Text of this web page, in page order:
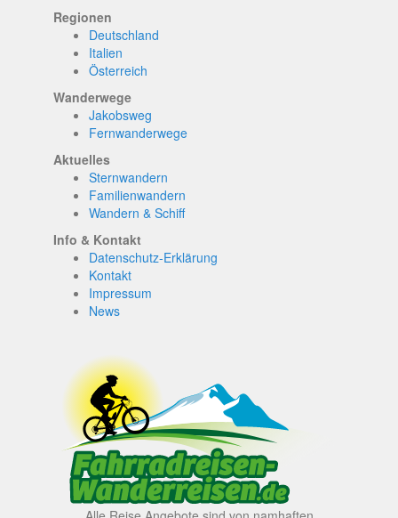
Regionen
Deutschland
Italien
Österreich
Wanderwege
Jakobsweg
Fernwanderwege
Aktuelles
Sternwandern
Familienwandern
Wandern & Schiff
Info & Kontakt
Datenschutz-Erklärung
Kontakt
Impressum
News